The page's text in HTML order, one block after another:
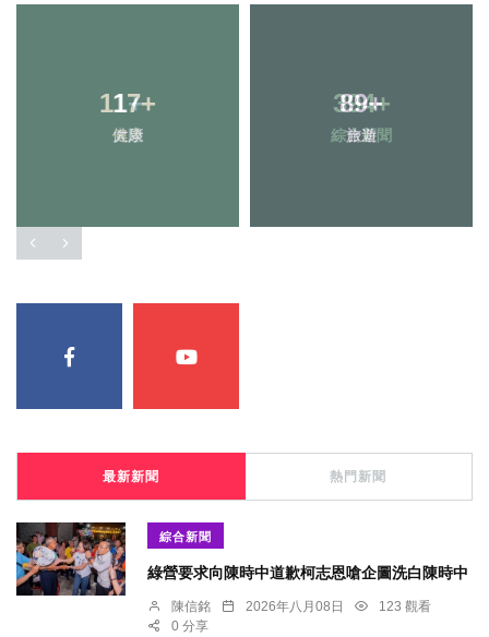
117+
健康
89+
旅遊
1+
大陸
394+
綜合新聞
最新新聞 熱門新聞
綜合新聞
綠營要求向陳時中道歉柯志恩嗆企圖洗白陳時中
陳信銘 2026年八月08日
123 觀看
0 分享